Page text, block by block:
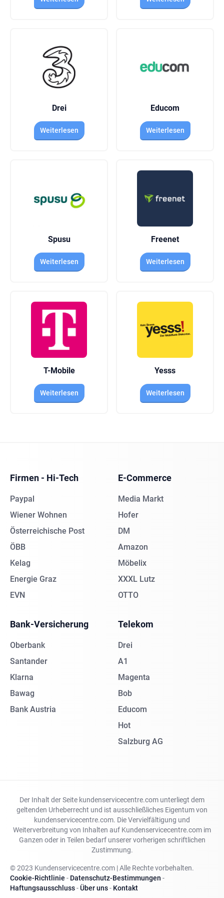
Drei
Weiterlesen
Educom
Weiterlesen
Spusu
Weiterlesen
Freenet
Weiterlesen
T-Mobile
Weiterlesen
Yesss
Weiterlesen
Firmen - Hi-Tech
Paypal
Wiener Wohnen
Österreichische Post
ÖBB
Kelag
Energie Graz
EVN
E-Commerce
Media Markt
Hofer
DM
Amazon
Möbelix
XXXL Lutz
OTTO
Bank-Versicherung
Oberbank
Santander
Klarna
Bawag
Bank Austria
Telekom
Drei
A1
Magenta
Bob
Educom
Hot
Salzburg AG
Der Inhalt der Seite kundenservicecentre.com unterliegt dem
geltenden Urheberrecht und ist ausschließliches Eigentum von
kundenservicecentre.com. Die Vervielfältigung und
Weiterverbreitung von Inhalten auf Kundenservicecentre.com im
Ganzen oder in Teilen bedarf unserer vorherigen schriftlichen
Zustimmung.
© 2023 Kundenservicecentre.com | Alle Rechte vorbehalten.
Cookie-Richtlinie - Datenschutz-Bestimmungen -
Haftungsausschluss-Über uns- Kontakt